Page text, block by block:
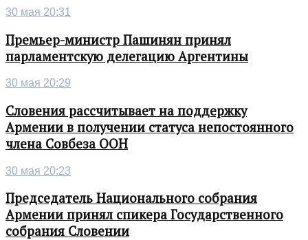
30 мая 20:31
Премьер-министр Пашинян принял
парламентскую делегацию Аргентины
30 мая 20:29
Словения рассчитывает на поддержку
Армении в получении статуса непостоянного
члена Совбеза ООН
30 мая 20:23
Председатель Национального собрания
Армении принял спикера Государственного
собрания Словении